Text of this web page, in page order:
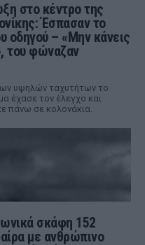
στο κέντρο της
Έσπασαν το
οδηγού – «Μην κάνεις
του φώναζαν
υψηλών ταχυτήτων το
έχασε τον έλεγχο και
πάνω σε κολονάκια.
σκάφη 152
με ανθρώπινο